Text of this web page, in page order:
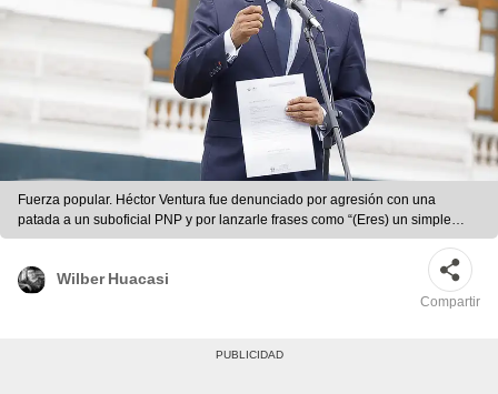
Fuerza popular. Héctor Ventura fue denunciado por agresión con una
patada a un suboficial PNP y por lanzarle frases como “(Eres) un simple
policía”, “Te daré de baja” o “Ven y peléate”. Foto: Félix Contreras/La
Wilber Huacasi
Compartir